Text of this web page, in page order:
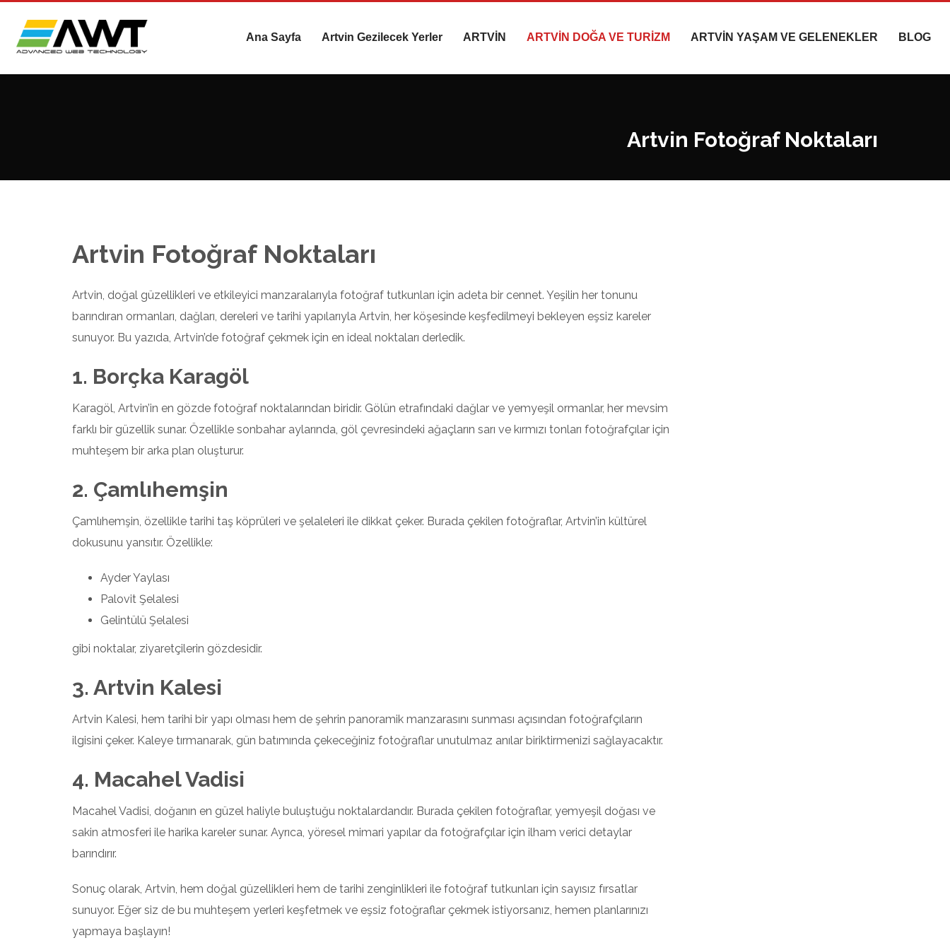
Ana Sayfa Artvin Gezilecek Yerler ARTVİN ARTVİN DOĞA VE TURİZM ARTVİN YAŞAM VE GELENEKLER BLOG
Artvin Fotoğraf Noktaları
Artvin Fotoğraf Noktaları
Artvin, doğal güzellikleri ve etkileyici manzaralarıyla fotoğraf tutkunları için adeta bir cennet. Yeşilin her tonunu
barındıran ormanları, dağları, dereleri ve tarihi yapılarıyla Artvin, her köşesinde keşfedilmeyi bekleyen eşsiz kareler
sunuyor. Bu yazıda, Artvin’de fotoğraf çekmek için en ideal noktaları derledik.
1. Borçka Karagöl
Karagöl, Artvin’in en gözde fotoğraf noktalarından biridir. Gölün etrafındaki dağlar ve yemyeşil ormanlar, her mevsim
farklı bir güzellik sunar. Özellikle sonbahar aylarında, göl çevresindeki ağaçların sarı ve kırmızı tonları fotoğrafçılar için
muhteşem bir arka plan oluşturur.
2. Çamlıhemşin
Çamlıhemşin, özellikle tarihi taş köprüleri ve şelaleleri ile dikkat çeker. Burada çekilen fotoğraflar, Artvin’in kültürel
dokusunu yansıtır. Özellikle:
Ayder Yaylası
Palovit Şelalesi
Gelintülü Şelalesi
gibi noktalar, ziyaretçilerin gözdesidir.
3. Artvin Kalesi
Artvin Kalesi, hem tarihi bir yapı olması hem de şehrin panoramik manzarasını sunması açısından fotoğrafçıların
ilgisini çeker. Kaleye tırmanarak, gün batımında çekeceğiniz fotoğraflar unutulmaz anılar biriktirmenizi sağlayacaktır.
4. Macahel Vadisi
Macahel Vadisi, doğanın en güzel haliyle buluştuğu noktalardandır. Burada çekilen fotoğraflar, yemyeşil doğası ve
sakin atmosferi ile harika kareler sunar. Ayrıca, yöresel mimari yapılar da fotoğrafçılar için ilham verici detaylar
barındırır.
Sonuç olarak, Artvin, hem doğal güzellikleri hem de tarihi zenginlikleri ile fotoğraf tutkunları için sayısız fırsatlar
sunuyor. Eğer siz de bu muhteşem yerleri keşfetmek ve eşsiz fotoğraflar çekmek istiyorsanız, hemen planlarınızı
yapmaya başlayın!